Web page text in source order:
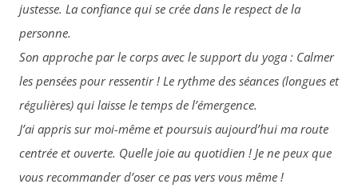
justesse. La confiance qui se crée dans le respect de la
personne.
Son approche par le corps avec le support du yoga : Calmer
les pensées pour ressentir ! Le rythme des séances (longues et
régulières) qui laisse le temps de l’émergence.
J’ai appris sur moi-même et poursuis aujourd’hui ma route
centrée et ouverte. Quelle joie au quotidien ! Je ne peux que
vous recommander d’oser ce pas vers vous même !